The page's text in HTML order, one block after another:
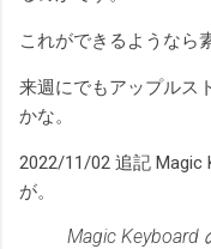
これができるようなら
来週にでもアップルス
かな。
2022/11/02 追記 Magic
が。
Magic Keyboard